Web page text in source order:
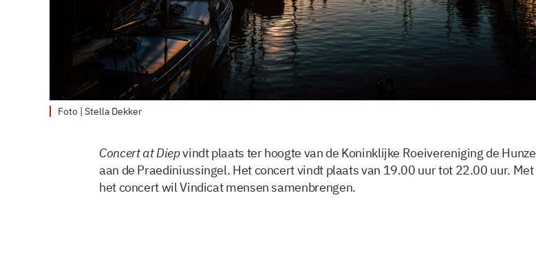
Foto | Stella Dekker
Concert at Diepvindt plaats ter hoogte van de Koninklijke Roeivereniging de Hunze
aan de Praediniussingel. Het concert vindt plaats van 19.00 uur tot 22.00 uur. Met
het concert wil Vindicat mensen samenbrengen.